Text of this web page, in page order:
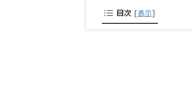
目次 [表示]